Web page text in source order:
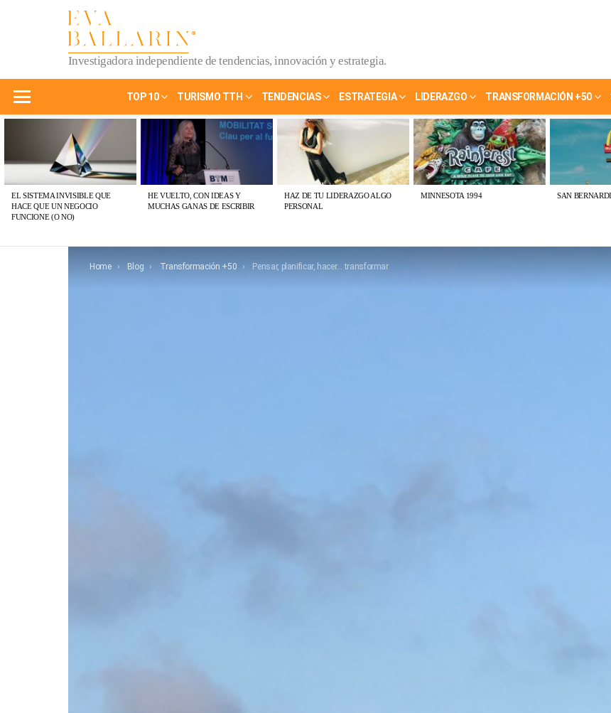
Investigadora independiente de tendencias, innovación y estrategia.
TOP 10 TURISMO TTH TENDENCIAS ESTRATEGIA LIDERAZGO TRANSFORMACIÓN +50
PUBLICACIONES
EL SISTEMA INVISIBLE QUE
HACE QUE UN NEGOCIO
FUNCIONE (O NO)
HE VUELTO, CON IDEAS Y
MUCHAS GANAS DE ESCRIBIR
HAZ DE TU LIDERAZGO ALGO
PERSONAL
MINNESOTA 1994 SAN
You are here:
Home Blog Transformación +50 Pensar, planificar, hacer… transformar